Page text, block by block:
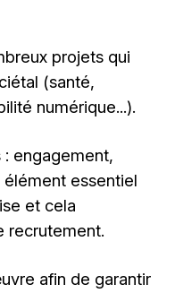
projets qui
(santé,
numérique...).
engagement,
essentiel
et cela
recrutement.
afin de garantir